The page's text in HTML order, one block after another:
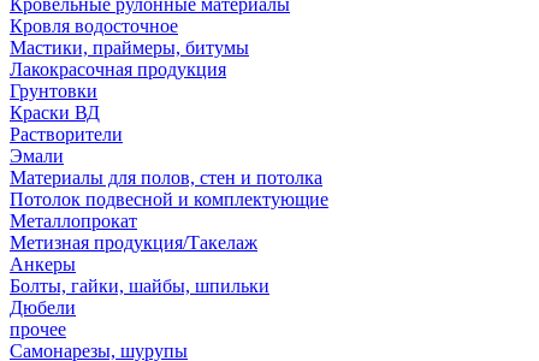
Кровельные рулонные материалы
Кровля водосточное
Мастики, праймеры, битумы
Лакокрасочная продукция
Грунтовки
Краски ВД
Растворители
Эмали
Материалы для полов, стен и потолка
Потолок подвесной и комплектующие
Металлопрокат
Метизная продукция/Такелаж
Анкеры
Болты, гайки, шайбы, шпильки
Дюбели
прочее
Самонарезы, шурупы